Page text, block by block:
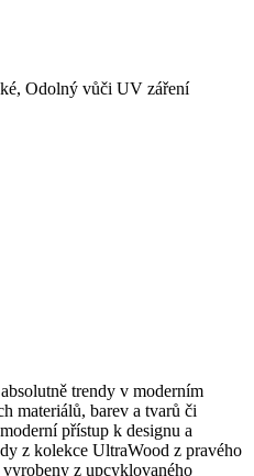
Odolný vůči UV záření
trendy v moderním
materiálů, barev a tvarů či
přístup k designu a
z kolekce UltraWood z pravého
z upcyklovaného